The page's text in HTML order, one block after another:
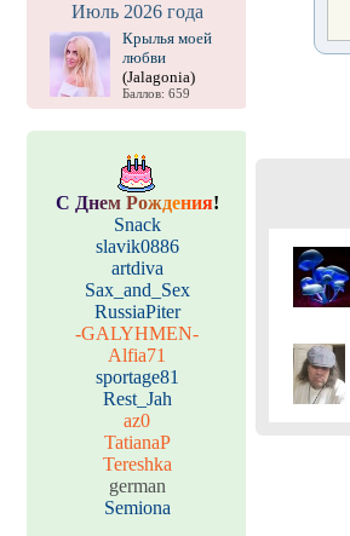
Июль 2026 года
Крылья моей
любви
(Jalagonia)
Баллов: 659
С Днем Рождения!
Snack
slavik0886
artdiva
Sax_and_Sex
RussiaPiter
-GALYHMEN-
Alfia71
sportage81
Rest_Jah
az0
TatianaP
Tereshka
german
Semiona